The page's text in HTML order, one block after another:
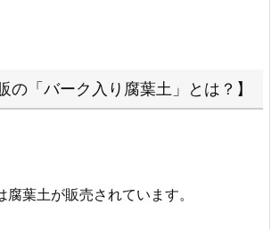
の「バーク入り腐葉土」とは？】
葉土が販売されています。